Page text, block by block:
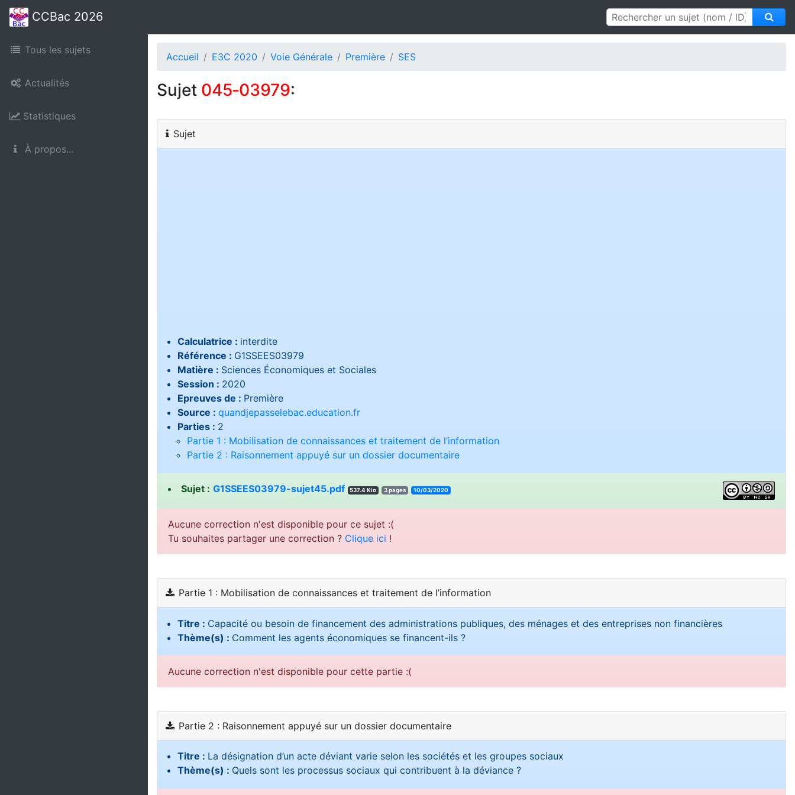
CCBac 2026
Tous les sujets
Actualités
Statistiques
À propos...
Accueil E3C 2020 Voie Générale Première SES
Sujet 045‑03979:
Sujet
Calculatrice : interdite
Référence : G1SSEES03979
Matière : Sciences Économiques et Sociales
Session : 2020
Epreuves de : Première
Source : quandjepasselebac.education.fr
Parties : 2
Partie 1 : Mobilisation de connaissances et traitement de l’information
Partie 2 : Raisonnement appuyé sur un dossier documentaire
Sujet : G1SSEES03979-sujet45.pdf 537.4 Kio 3 pages 10/03/2020
Aucune correction n'est disponible pour ce sujet :(
Tu souhaites partager une correction ? Clique ici !
Partie 1 : Mobilisation de connaissances et traitement de l’information
Titre : Capacité ou besoin de financement des administrations publiques, des ménages et des entreprises non financières
Thème(s) : Comment les agents économiques se financent-ils ?
Aucune correction n'est disponible pour cette partie :(
Partie 2 : Raisonnement appuyé sur un dossier documentaire
Titre : La désignation d’un acte déviant varie selon les sociétés et les groupes sociaux
Thème(s) : Quels sont les processus sociaux qui contribuent à la déviance ?